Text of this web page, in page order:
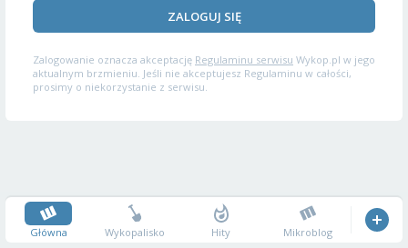
ZALOGUJ SIĘ
Zalogowanie oznacza akceptację Regulaminu serwisu Wykop.pl w jego
aktualnym brzmieniu. Jeśli nie akceptujesz Regulaminu w całości,
prosimy o niekorzystanie z serwisu.
Główna Wykopalisko Hity Mikroblog